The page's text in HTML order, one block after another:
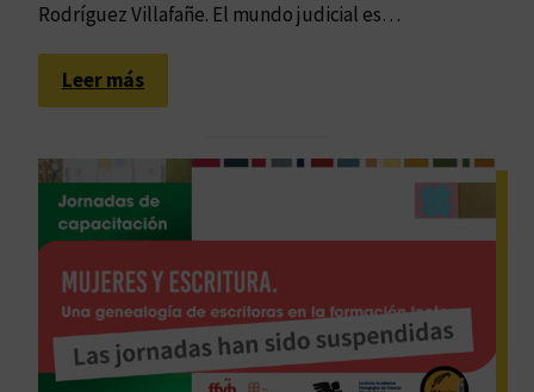
Rodríguez Villafañe. El mundo judicial es…
Leer más:
E
i
t
o
d
e
l